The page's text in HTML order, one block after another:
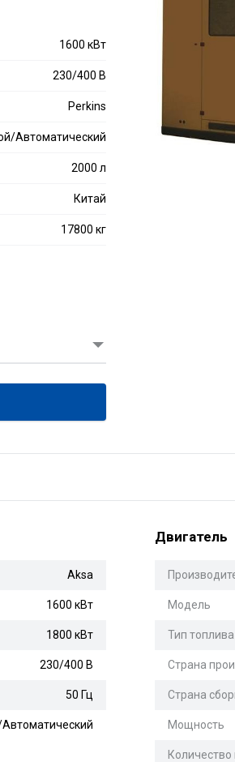
1600 кВт
230/400 В
Perkins
Автоматический
2000 л
Китай
17800 кг
Aksa
1600 кВт
1800 кВт
230/400 В
50 Гц
Двигатель
Модель
Тип топлива
Страна
Страна
Мощность